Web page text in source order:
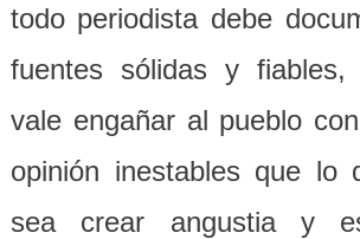
todo periodista debe
fuentes sólidas y
vale engañar al pueblo
opinión inestables que lo
sea crear angustia y